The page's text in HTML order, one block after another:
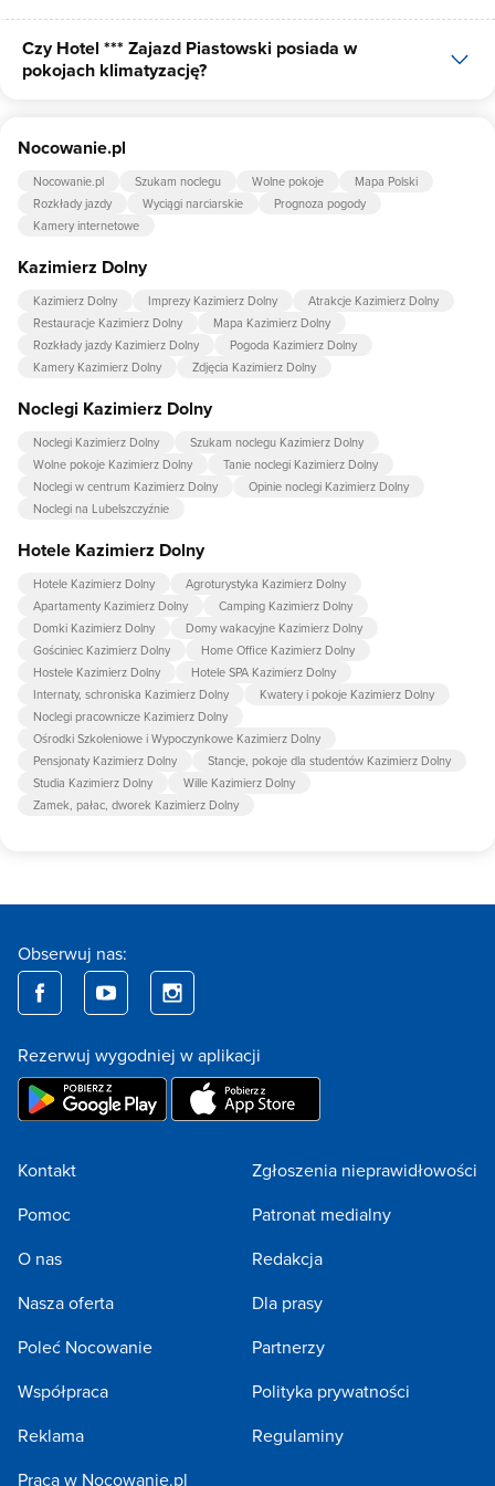
kartą.
Tak, Hotel *** Zajazd Piastowski udostępnia dla swoich gości
internet.
Czy Hotel *** Zajazd Piastowski posiada w
pokojach klimatyzację?
jest klimatyzacja.
Nocowanie.pl
Nocowanie.pl Szukam noclegu Wolne pokoje
Mapa Polski
Rozkłady jazdy
Wyciągi narciarskie
Prognoza pogody
Kamery internetowe
Kazimierz Dolny
Kazimierz Dolny Imprezy Kazimierz Dolny
Atrakcje Kazimierz Dolny
Restauracje Kazimierz Dolny
Mapa Kazimierz Dolny
Rozkłady jazdy Kazimierz Dolny
Pogoda Kazimierz Dolny
Kamery Kazimierz Dolny
Zdjęcia Kazimierz Dolny
Noclegi Kazimierz Dolny
Noclegi Kazimierz Dolny
Szukam noclegu Kazimierz Dolny
Wolne pokoje Kazimierz Dolny
Tanie noclegi Kazimierz Dolny
Noclegi w centrum Kazimierz Dolny
Opinie noclegi Kazimierz Dolny
Noclegi na Lubelszczyźnie
Hotele Kazimierz Dolny
Hotele Kazimierz Dolny
Agroturystyka Kazimierz Dolny
Apartamenty Kazimierz Dolny
Camping Kazimierz Dolny
Domki Kazimierz Dolny
Domy wakacyjne Kazimierz Dolny
Gościniec Kazimierz Dolny
Home Office Kazimierz Dolny
Hostele Kazimierz Dolny
Hotele SPA Kazimierz Dolny
Internaty, schroniska Kazimierz Dolny
Kwatery i pokoje Kazimierz Dolny
Noclegi pracownicze Kazimierz Dolny
Ośrodki Szkoleniowe i Wypoczynkowe Kazimierz Dolny
Pensjonaty Kazimierz Dolny
Stancje, pokoje dla studentów Kazimierz Dolny
Studia Kazimierz Dolny
Wille Kazimierz Dolny
Zamek, pałac, dworek Kazimierz Dolny
Obserwuj nas:
Rezerwuj wygodniej w aplikacji
Kontakt
Pomoc
O nas
Nasza oferta
Poleć Nocowanie
Współpraca
Reklama
Praca w Nocowanie.pl
Zgłoszenia nieprawidłowości
Patronat medialny
Redakcja
Dla prasy
Partnerzy
Polityka prywatności
Regulaminy